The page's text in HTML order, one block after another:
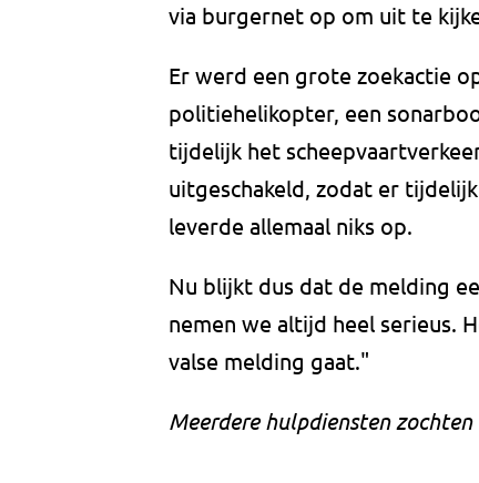
via burgernet op om uit te
Er werd een grote zoekactie
politiehelikopter, een
tijdelijk het
uitgeschakeld, zodat er
leverde allemaal niks op.
Nu blijkt dus dat de melding
nemen we altijd heel serieus.
valse melding gaat."
Meerdere hulpdiensten